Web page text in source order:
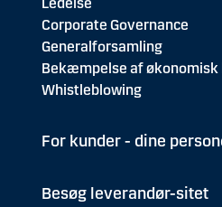
Corporate Governance
Generalforsamling
Bekæmpelse af
Whistleblowing
For kunder - dine
Besøg leverandør-sitet